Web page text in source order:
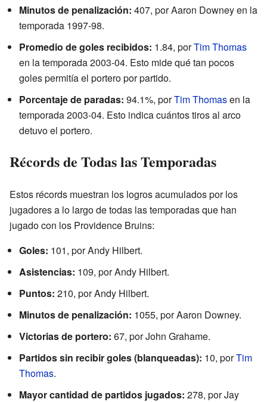
Minutos de penalización: 407, por Aaron Downey en la
temporada 1997-98.
Promedio de goles recibidos: 1.84, porTim Thomas
en la temporada 2003-04. Esto mide qué tan pocos
goles permitía el portero por partido.
Porcentaje de paradas: 94.1%, porTim Thomasen la
temporada 2003-04. Esto indica cuántos tiros al arco
detuvo el portero.
Récords de Todas las Temporadas
Estos récords muestran los logros acumulados por los
jugadores a lo largo de todas las temporadas que han
jugado con los Providence Bruins:
Goles: 101, por Andy Hilbert.
Asistencias: 109, por Andy Hilbert.
Puntos: 210, por Andy Hilbert.
Minutos de penalización: 1055, por Aaron Downey.
Victorias de portero: 67, por John Grahame.
Partidos sin recibir goles (blanqueadas): 10, porTim
Thomas.
Mayor cantidad de partidos jugados: 278, por Jay